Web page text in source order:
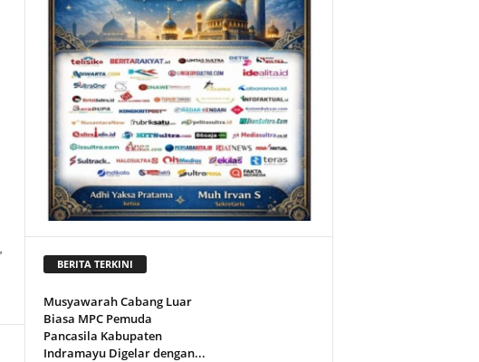
BERITA TERKINI
Musyawarah Cabang Luar
Biasa MPC Pemuda
Pancasila Kabupaten
Indramayu Digelar dengan...